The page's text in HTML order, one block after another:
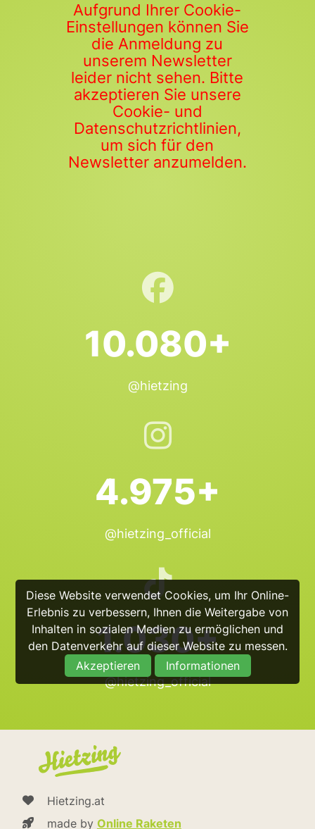
Diese Website verwendet Cookies, um Ihr Online-
Erlebnis zu verbessern, Ihnen die Weitergabe von
Inhalten in sozialen Medien zu ermöglichen und
den Datenverkehr auf dieser Website zu messen.
Akzeptieren
Informationen
Aufgrund Ihrer Cookie-
Einstellungen können Sie
die Anmeldung zu
unserem Newsletter
leider nicht sehen. Bitte
akzeptieren Sie unsere
Cookie- und
Datenschutzrichtlinien,
um sich für den
Newsletter anzumelden.
10.080+
@hietzing
4.975+
@hietzing_official
1.030+
@hietzing_official
Hietzing.at
made by Online Raketen